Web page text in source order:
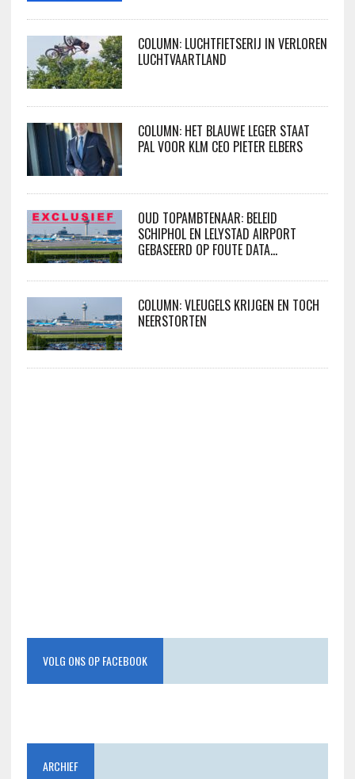
COLUMN: LUCHTFIETSERIJ IN VERLOREN
LUCHTVAARTLAND
COLUMN: HET BLAUWE LEGER STAAT
PAL VOOR KLM CEO PIETER ELBERS
OUD TOPAMBTENAAR: BELEID
SCHIPHOL EN LELYSTAD AIRPORT
GEBASEERD OP FOUTE DATA…
COLUMN: VLEUGELS KRIJGEN EN TOCH
NEERSTORTEN
VOLG ONS OP FACEBOOK
ARCHIEF